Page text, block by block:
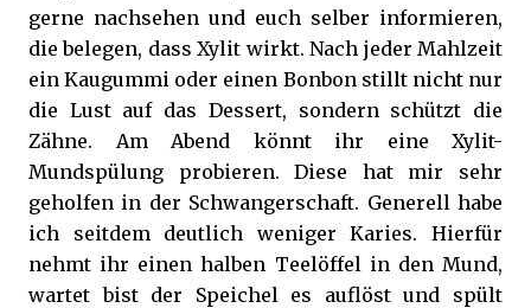
gerne nachsehen und euch selber informieren,
die belegen, dass Xylit wirkt. Nach jeder Mahlzeit
ein Kaugummi oder einen Bonbon stillt nicht nur
die Lust auf das Dessert, sondern schützt die
Zähne. Am Abend könnt ihr eine Xylit-
Mundspülung probieren. Diese hat mir sehr
geholfen in der Schwangerschaft. Generell habe
ich seitdem deutlich weniger Karies. Hierfür
nehmt ihr einen halben Teelöffel in den Mund,
wartet bist der Speichel es auflöst und spült